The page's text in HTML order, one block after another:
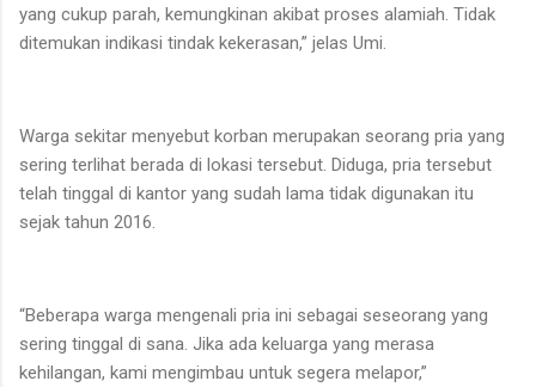
yang cukup parah, kemungkinan akibat proses alamiah. Tidak
ditemukan indikasi tindak kekerasan,” jelas Umi.
Warga sekitar menyebut korban merupakan seorang pria yang
sering terlihat berada di lokasi tersebut. Diduga, pria tersebut
telah tinggal di kantor yang sudah lama tidak digunakan itu
sejak tahun 2016.
“Beberapa warga mengenali pria ini sebagai seseorang yang
sering tinggal di sana. Jika ada keluarga yang merasa
kehilangan, kami mengimbau untuk segera melapor,”